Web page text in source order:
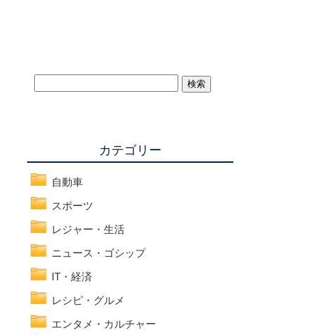
カテゴリー
自動車
スポーツ
レジャー・生活
ニュース・ゴシップ
IT・経済
レシピ・グルメ
エンタメ・カルチャー